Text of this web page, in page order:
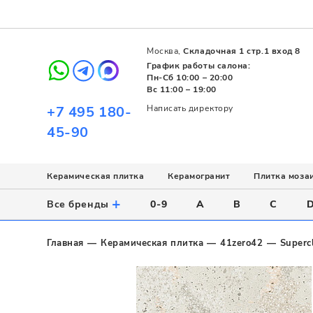
+7 495 180-
45-90
Написать директору
Москва,Складочная 1 стр.1 вход 8
График работы салона:
Пн-Сб 10:00 – 20:00
Вс 11:00 – 19:00
Керамическая плитка
Использование
Напольное
Настенное
Стиль
Современный
Пэчворк
Все
Керамогранит
Назначение
Для ванной
Напольное
Поверхность
Матовая
Полированная
Все
Плитка
Назначение
Для ванной
Для бассейна
Цвет
Белый
Серый
Все
Все бренды + 0-9 A B C D
Главная Керамическая плитка 41zero42